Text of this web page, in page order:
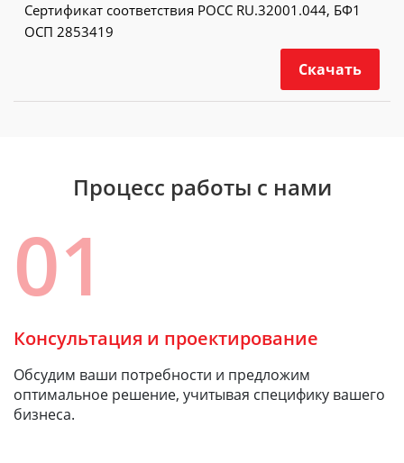
Сертификат соответствия РОСС RU.32001.044, БФ1
ОСП 2853419
Скачать
Процесс работы с нами
01
Консультация и проектирование
Обсудим ваши потребности и предложим
оптимальное решение, учитывая специфику вашего
бизнеса.